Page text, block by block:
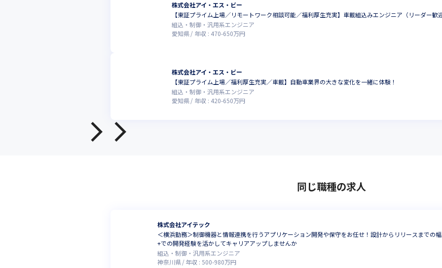
株式会社アイ・エス・ビー
【東証プライム上場／リモートワーク相談可能／福利厚生充実】車載組込みエンジニア（リーダー歓迎
組込・制御・汎用系エンジニア
愛知県
年収 : 470-650万円
株式会社アイ・エス・ビー
【東証プライム上場／福利厚生充実／車載】自動車業界の大きな変化を一緒に体験！
組込・制御・汎用系エンジニア
愛知県
年収 : 420-650万円
同じ職種の求人
株式会社アイテック
＜横浜勤務＞制御機器と情報連携を行うアプリケーション開発や保守をお任せ！設計からリリースまでの
+での開発経験を活かしてキャリアアップしませんか
組込・制御・汎用系エンジニア
神奈川県
年収 :500-980万円